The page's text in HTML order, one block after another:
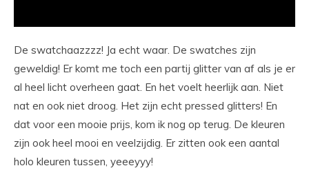
De swatchaazzzz! Ja echt waar. De swatches zijn
geweldig! Er komt me toch een partij glitter van af als je er
al heel licht overheen gaat. En het voelt heerlijk aan. Niet
nat en ook niet droog. Het zijn echt pressed glitters! En
dat voor een mooie prijs, kom ik nog op terug. De kleuren
zijn ook heel mooi en veelzijdig. Er zitten ook een aantal
holo kleuren tussen, yeeeyyy!